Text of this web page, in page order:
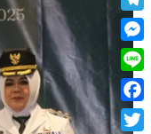
Line